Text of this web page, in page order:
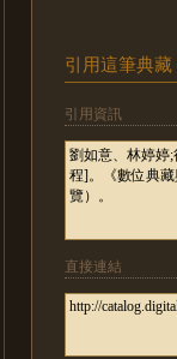
引用這筆典藏
引用資訊
直接連結